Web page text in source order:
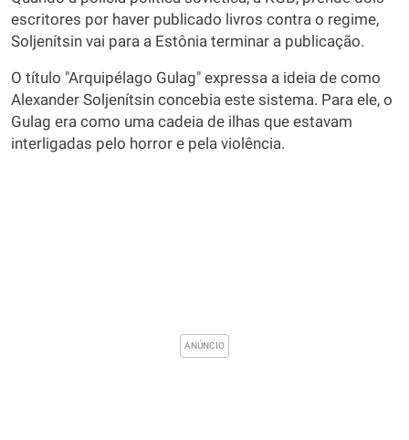
escritores por haver publicado livros contra o regime,
Soljenítsin vai para a Estônia terminar a publicação.
O título "Arquipélago Gulag" expressa a ideia de como
Alexander Soljenítsin concebia este sistema. Para ele, o
Gulag era como uma cadeia de ilhas que estavam
interligadas pelo horror e pela violência.